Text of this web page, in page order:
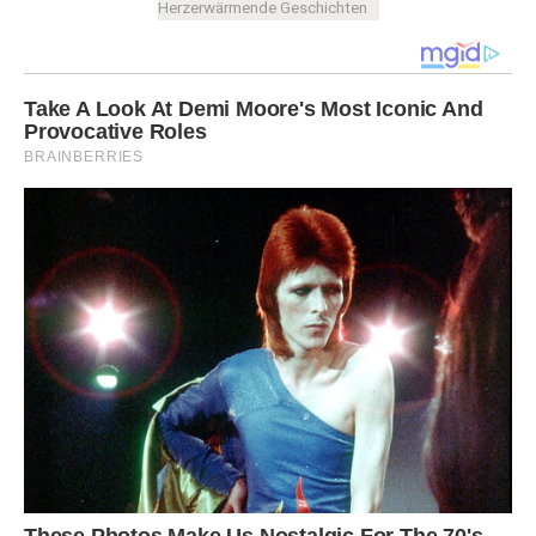
Herzerwärmende Geschichten